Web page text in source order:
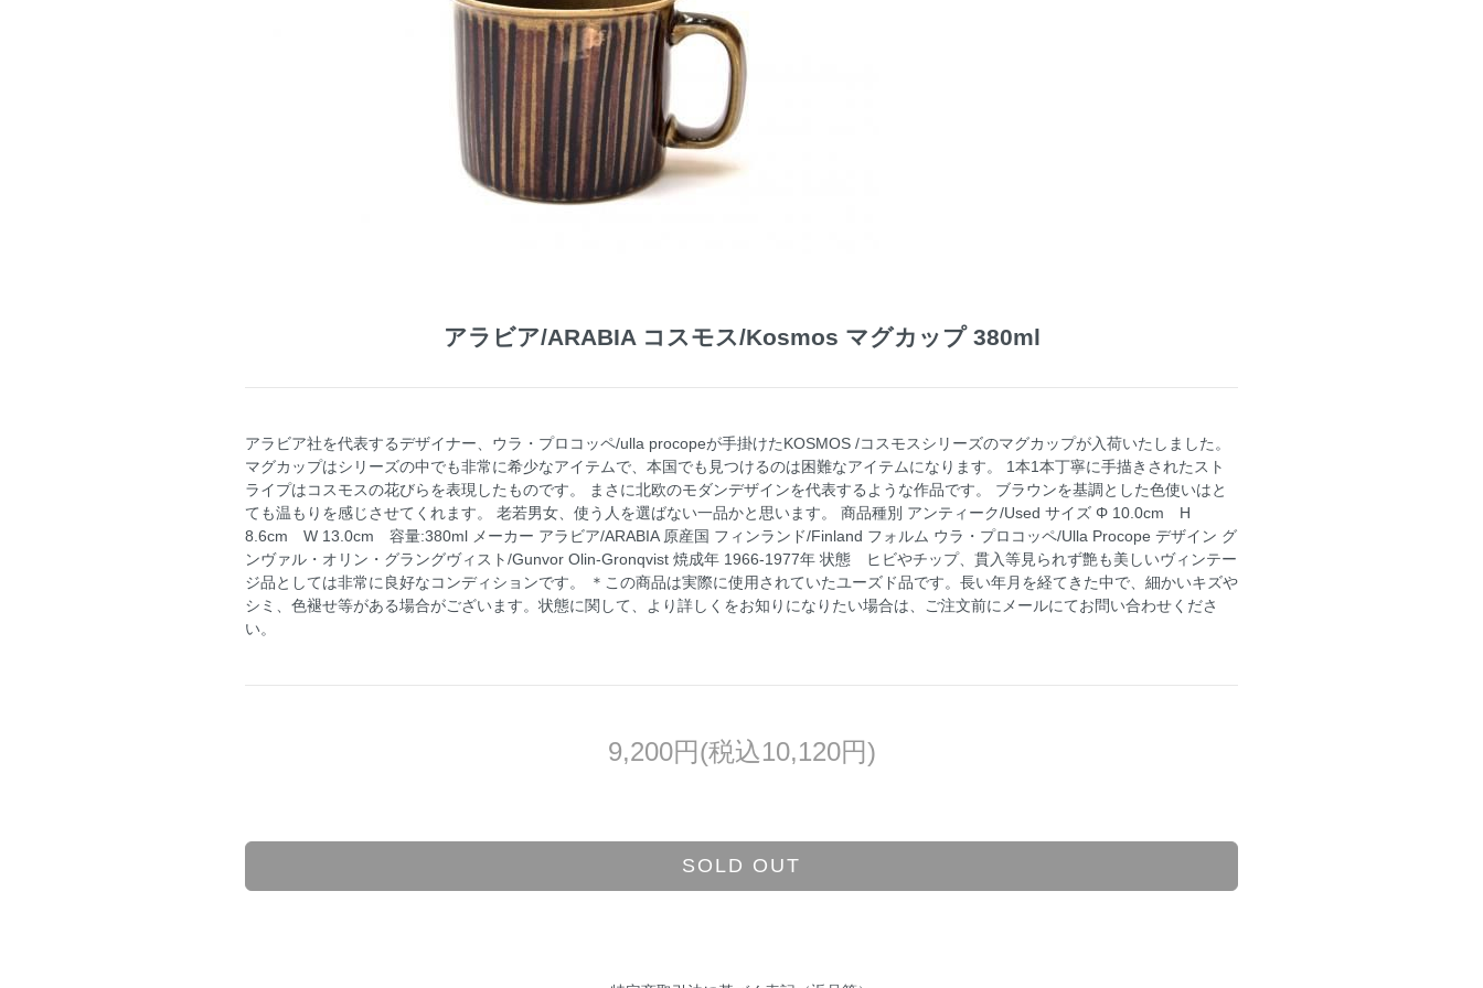
アラビア/ARABIA コスモス/Kosmos マグカップ 380ml
アラビア社を代表するデザイナー、ウラ・プロコッペ/ulla procopeが手掛けたKOSMOS /コスモスシリーズのマグカップが入荷いたしました。
マグカップはシリーズの中でも非常に希少なアイテムで、本国でも見つけるのは困難なアイテムになります。 1本1本丁寧に手描きされたスト
ライプはコスモスの花びらを表現したものです。 まさに北欧のモダンデザインを代表するような作品です。 ブラウンを基調とした色使いはと
ても温もりを感じさせてくれます。 老若男女、使う人を選ばない一品かと思います。 商品種別 アンティーク/Used サイズ Φ 10.0cm H
8.6cm W 13.0cm 容量:380ml メーカー アラビア/ARABIA 原産国 フィンランド/Finland フォルム ウラ・プロコッペ/Ulla Procope デザイン グ
ンヴァル・オリン・グラングヴィスト/Gunvor Olin-Gronqvist 焼成年 1966-1977年 状態 ヒビやチップ、貫入等見られず艶も美しいヴィンテー
ジ品としては非常に良好なコンディションです。 ＊この商品は実際に使用されていたユーズド品です。長い年月を経てきた中で、細かいキズや
シミ、色褪せ等がある場合がございます。状態に関して、より詳しくをお知りになりたい場合は、ご注文前にメールにてお問い合わせくださ
い。
9,200円(税込10,120円)
SOLD OUT